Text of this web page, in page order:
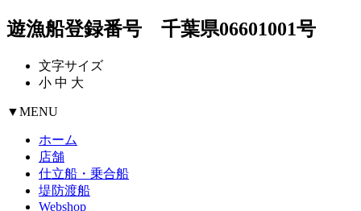
遊漁船登録番号 千葉県06601001号
文字サイズ
小 中 大
▼MENU
ホーム
店舗
仕立船・乗合船
堤防渡船
Webshop